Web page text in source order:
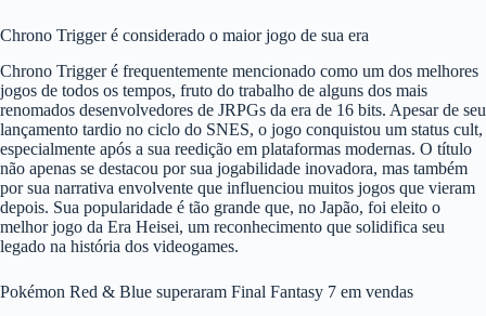
Chrono Trigger é considerado o maior jogo de sua era
Chrono Trigger é frequentemente mencionado como um dos melhores
jogos de todos os tempos, fruto do trabalho de alguns dos mais
renomados desenvolvedores de JRPGs da era de 16 bits. Apesar de seu
lançamento tardio no ciclo do SNES, o jogo conquistou um status cult,
especialmente após a sua reedição em plataformas modernas. O título
não apenas se destacou por sua jogabilidade inovadora, mas também
por sua narrativa envolvente que influenciou muitos jogos que vieram
depois. Sua popularidade é tão grande que, no Japão, foi eleito o
melhor jogo da Era Heisei, um reconhecimento que solidifica seu
legado na história dos videogames.
Pokémon Red & Blue superaram Final Fantasy 7 em vendas